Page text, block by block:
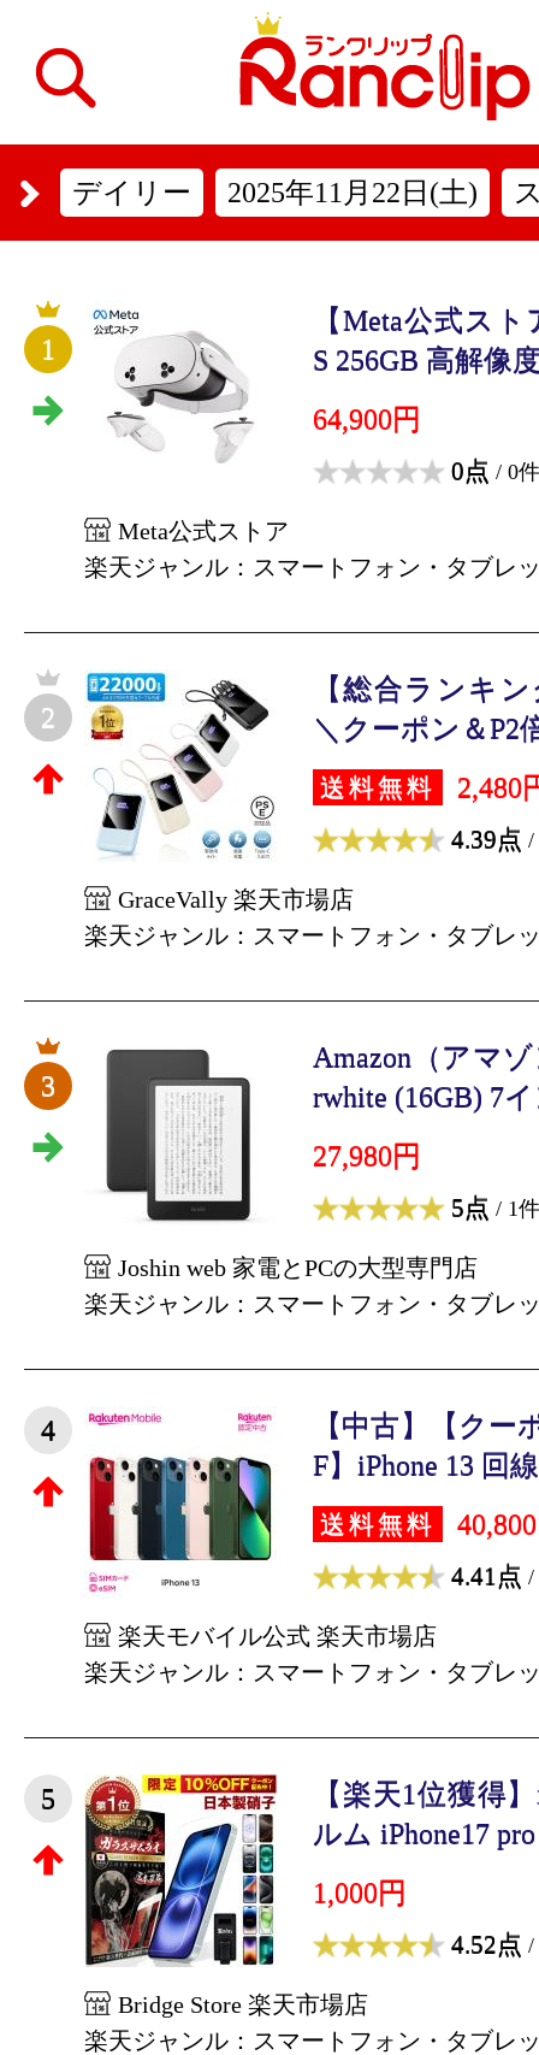
デイリー 2025年11月22日(土)
1
【Meta公式スト
S 256GB 高解像
64,900円
0点 / 0件
Meta公式ストア
楽天ジャンル：スマートフォン・タブレ
2
【総合ランキ
＼クーポン＆P2
送料無料 2,480
4.39点 /
GraceVally 楽天市場店
楽天ジャンル：スマートフォン・タブレ
3
Amazon（アマ
rwhite (16GB) 7
27,980円
5点 / 1件
Joshin web 家電とPCの大型専門店
楽天ジャンル：スマートフォン・タブレ
4
【中古】【クー
F】iPhone 13 回
送料無料
4.41点 /
楽天モバイル公式 楽天市場店
楽天ジャンル：スマートフォン・タブレ
5
【楽天1位獲得
ルム iPhone17
1,000円
4.52点 /
Bridge Store 楽天市場店
楽天ジャンル：スマートフォン・タブレ